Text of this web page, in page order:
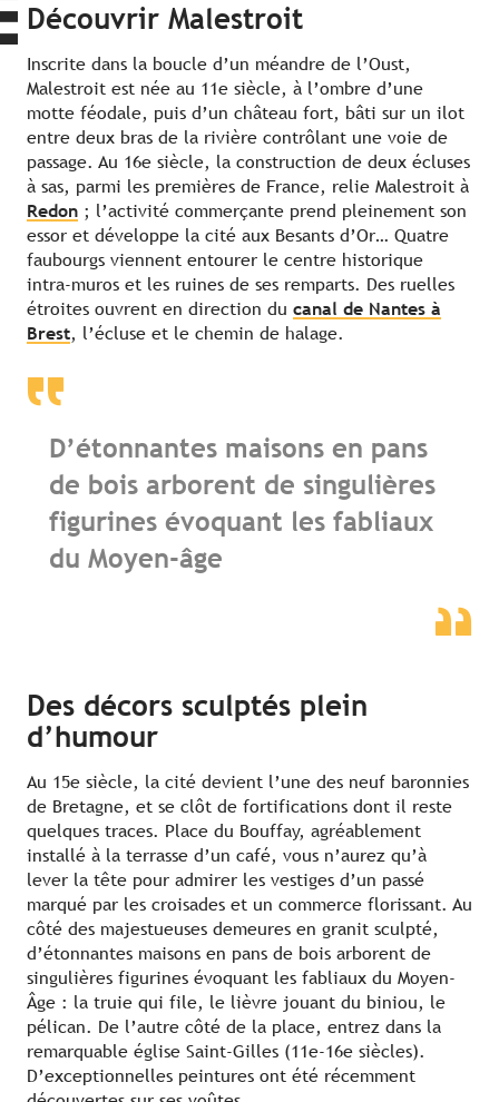
Découvrir Malestroit
Inscrite dans la boucle d’un méandre de l’Oust,
Malestroit est née au 11e siècle, à l’ombre d’une
motte féodale, puis d’un château fort, bâti sur un ilot
entre deux bras de la rivière contrôlant une voie de
passage. Au 16e siècle, la construction de deux écluses
à sas, parmi les premières de France, relie Malestroit à
Redon ; l’activité commerçante prend pleinement son
essor et développe la cité aux Besants d’Or… Quatre
faubourgs viennent entourer le centre historique
intra-muros et les ruines de ses remparts. Des ruelles
étroites ouvrent en direction du canal de Nantes à
Brest, l’écluse et le chemin de halage.
D’étonnantes maisons en pans
de bois arborent de singulières
figurines évoquant les fabliaux
du Moyen-âge
Des décors sculptés plein
d’humour
Au 15e siècle, la cité devient l’une des neuf baronnies
de Bretagne, et se clôt de fortifications dont il reste
quelques traces. Place du Bouffay, agréablement
installé à la terrasse d’un café, vous n’aurez qu’à
lever la tête pour admirer les vestiges d’un passé
marqué par les croisades et un commerce florissant. Au
côté des majestueuses demeures en granit sculpté,
d’étonnantes maisons en pans de bois arborent de
singulières figurines évoquant les fabliaux du Moyen-
Âge : la truie qui file, le lièvre jouant du biniou, le
pélican. De l’autre côté de la place, entrez dans la
remarquable église Saint-Gilles (11e-16e siècles).
D’exceptionnelles peintures ont été récemment